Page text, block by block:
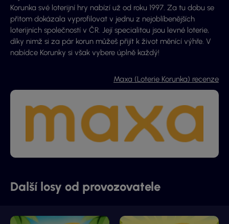
Korunka své loterijní hry nabízí už od roku 1997. Za tu dobu se
přitom dokázala vyprofilovat v jednu z nejoblíbenějších
loterijních společností v ČR. Její specialitou jsou levné loterie,
díky nimž si za pár korun můžeš přijít k život měnící výhře. V
nabídce Korunky si však vybere úplně každý!
Maxa (Loterie Korunka) recenze
Další losy od provozovatele